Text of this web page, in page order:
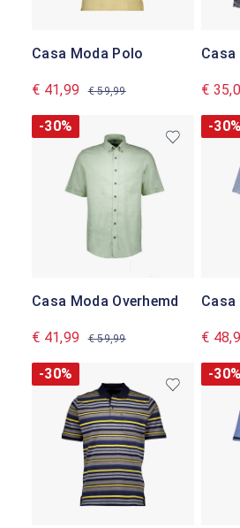
Casa Moda Polo
€ 41,99 € 59,99
Casa
€
-30%
Casa Moda Overhemd
€ 41,99 € 59,99
-30%
Casa
€
-30% -30%